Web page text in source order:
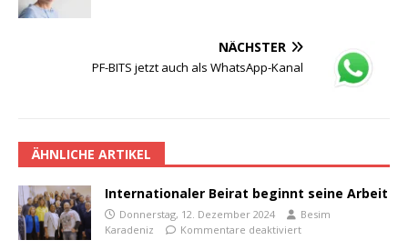
NÄCHSTER
PF-BITS jetzt auch als WhatsApp-Kanal
ÄHNLICHE ARTIKEL
Internationaler Beirat beginnt seine Arbeit
Donnerstag, 12. Dezember 2024
Besim
Karadeniz
Kommentare deaktiviert